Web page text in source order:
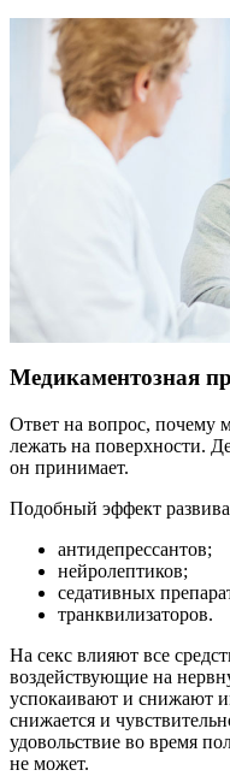
Медикаментозная
Ответ на вопрос, почему
лежать на поверхности.
он принимает.
Подобный эффект
антидепрессантов;
нейролептиков;
седативных
транквилизаторов.
На секс влияют все
воздействующие на
успокаивают и снижают
снижается и
удовольствие во время
не может.